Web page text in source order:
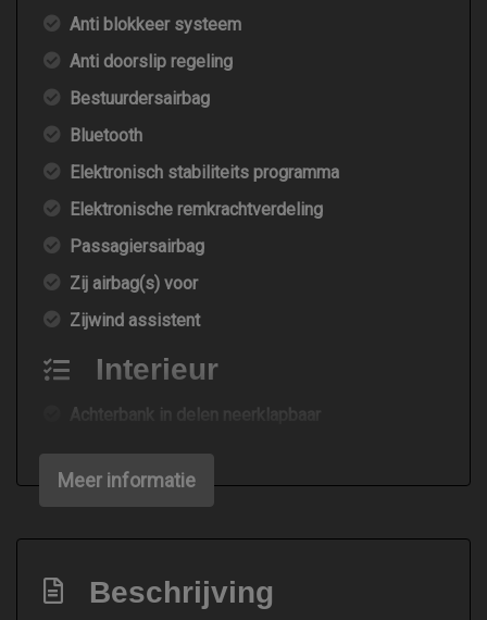
Anti blokkeer systeem
Anti doorslip regeling
Bestuurdersairbag
Bluetooth
Elektronisch stabiliteits programma
Elektronische remkrachtverdeling
Passagiersairbag
Zij airbag(s) voor
Zijwind assistent
Interieur
Achterbank in delen neerklapbaar
Airco
Elektrische ramen voor
Exterieur
Meer informatie
Beschrijving